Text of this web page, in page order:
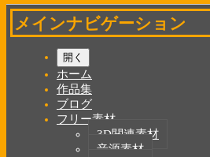
メインナビゲーション
開く
ホーム
作品集
ブログ
フリー素材
3D関連素材
音源素材